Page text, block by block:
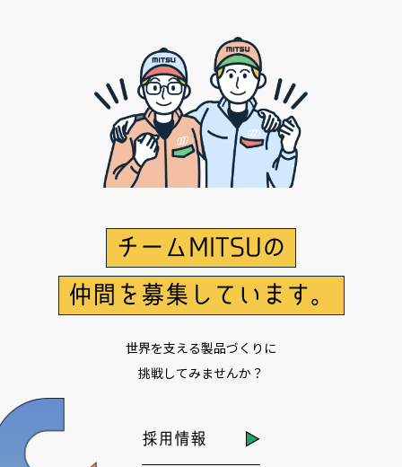
チームMITSUの
仲間を募集しています。
世界を支える製品づくりに
挑戦してみませんか？
採用情報